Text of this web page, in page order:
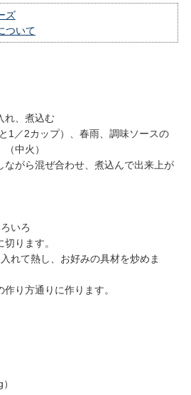
ズ
ついて
れ、煮込む
1／2カップ）、春雨、調味ソースの
中火）
ながら混ぜ合わせ、煮込んで出来上が
いろ
ります。
れて熱し、お好みの具材を炒めま
り方通りに作ります。